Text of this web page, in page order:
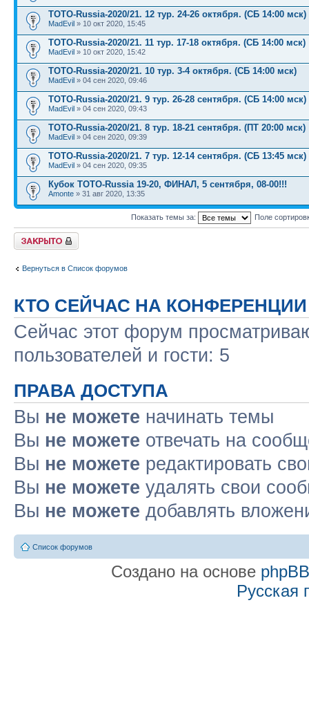
TOTO-Russia-2020/21. 12 тур. 24-26 октября. (СБ 14:00 мск)
MadEvil » 10 окт 2020, 15:45
TOTO-Russia-2020/21. 11 тур. 17-18 октября. (СБ 14:00 мск)
MadEvil » 10 окт 2020, 15:42
TOTO-Russia-2020/21. 10 тур. 3-4 октября. (СБ 14:00 мск)
MadEvil » 04 сен 2020, 09:46
TOTO-Russia-2020/21. 9 тур. 26-28 сентября. (СБ 14:00 мск)
MadEvil » 04 сен 2020, 09:43
TOTO-Russia-2020/21. 8 тур. 18-21 сентября. (ПТ 20:00 мск)
MadEvil » 04 сен 2020, 09:39
TOTO-Russia-2020/21. 7 тур. 12-14 сентября. (СБ 13:45 мск)
MadEvil » 04 сен 2020, 09:35
Кубок TOTO-Russia 19-20, ФИНАЛ, 5 сентября, 08-00!!!
Amonte » 31 авг 2020, 13:35
Показать темы за: Поле
Форум закрыт
Вернуться в Список форумов
КТО СЕЙЧАС НА КОНФЕРЕНЦИИ
Сейчас этот форум
пользователей и гости: 5
ПРАВА ДОСТУПА
Вы не можете начинать темы
Вы не можете отвечать на
Вы не можете редактировать
Вы не можете удалять свои
Вы не можете добавлять
Список форумов
Создано на основе phpBB
Русская